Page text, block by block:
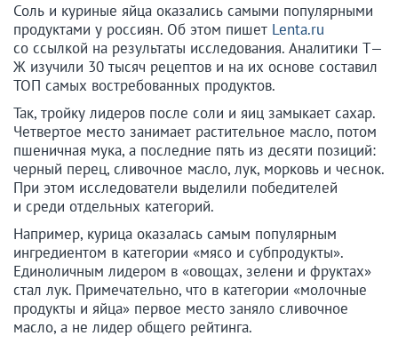
Соль и куриные яйца оказались самыми популярными
продуктами у россиян. Об этом пишет Lenta.ru
со ссылкой на результаты исследования. Аналитики Т—
Ж изучили 30 тысяч рецептов и на их основе составил
ТОП самых востребованных продуктов.
Так, тройку лидеров после соли и яиц замыкает сахар.
Четвертое место занимает растительное масло, потом
пшеничная мука, а последние пять из десяти позиций:
черный перец, сливочное масло, лук, морковь и чеснок.
При этом исследователи выделили победителей
и среди отдельных категорий.
Например, курица оказалась самым популярным
ингредиентом в категории «мясо и субпродукты».
Единоличным лидером в «овощах, зелени и фруктах»
стал лук. Примечательно, что в категории «молочные
продукты и яйца» первое место заняло сливочное
масло, а не лидер общего рейтинга.